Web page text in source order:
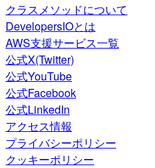
クラスメソッドについて
DevelopersIOとは
AWS支援サービス一覧
公式X(Twitter)
公式YouTube
公式Facebook
公式LinkedIn
アクセス情報
プライバシーポリシー
クッキーポリシー